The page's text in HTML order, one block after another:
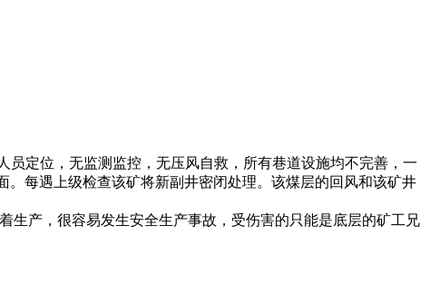
定位，无监测监控，无压风自救，所有巷道设施均不完善，一
每遇上级检查该矿将新副井密闭处理。该煤层的回风和该矿井
产，很容易发生安全生产事故，受伤害的只能是底层的矿工兄